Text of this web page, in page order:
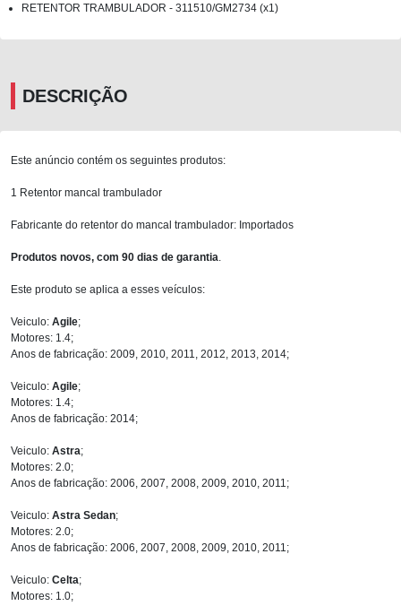
RETENTOR TRAMBULADOR - 311510/GM2734 (x1)
DESCRIÇÃO
Este anúncio contém os seguintes produtos:
1 Retentor mancal trambulador
Fabricante do retentor do mancal trambulador: Importados
Produtos novos, com 90 dias de garantia
Este produto se aplica a esses veículos:
Veiculo: Agile;
Motores: 1.4;
Anos de fabricação: 2009, 2010, 2011, 2012, 2013, 2014;
Veiculo: Agile;
Motores: 1.4;
Anos de fabricação: 2014;
Veiculo: Astra;
Motores: 2.0;
Anos de fabricação: 2006, 2007, 2008, 2009, 2010, 2011;
Veiculo: Astra Sedan;
Motores: 2.0;
Anos de fabricação: 2006, 2007, 2008, 2009, 2010, 2011;
Veiculo: Celta;
Motores: 1.0;